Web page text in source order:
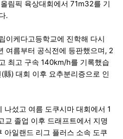
림픽 육상대회에서 71m32를 기
.
이케다고등학교에 진학해 다시
여름부터 공식전에 등판했으며, 2
최고 구속 140km/h를 기록했습
縣) 대회 이후 요추분리증으로 인
나섰고 여름 도쿠시마 대회에서 1
졸업 이후 드래프트에서 지명
아일랜드 리그 플러스 소속 도쿠